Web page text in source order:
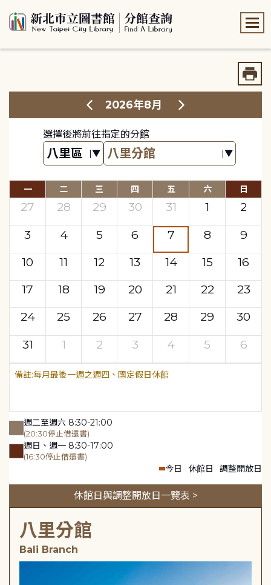
2026年8月
選擇後將前往指定的分館
一 二 三 四 五 六 日
27 28 29 30 31 1
2
3
4 5 6 7 8
9
10
11 12 13 14 15
16
17
18 19 20 21 22
23
24
25 26 27 28 29
30
31
1 2 3 4 5 6
每月最後一週之週四、國定假日休館
週二至週六 8:30-21:00
(20:30停止借還書)
週日、週一 8:30-17:00
(16:30停止借還書)
今日 休館日 調整開放日
休館日與調整開放日一覽表 >
八里分館
Bali Branch